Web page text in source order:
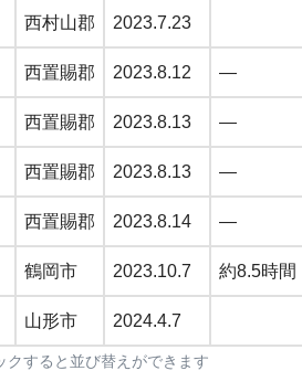
西村山郡 2023.7.23
西置賜郡 2023.8.12 —
西置賜郡 2023.8.13 —
西置賜郡 2023.8.13 —
西置賜郡 2023.8.14 —
鶴岡市 2023.10.7 約8.5時間
山形市 2024.4.7
クすると並び替えができます